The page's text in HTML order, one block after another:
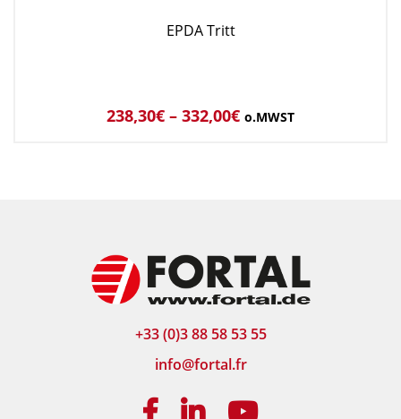
EPDA Tritt
238,30€ – 332,00€ o.MWST
+33 (0)3 88 58 53 55
info@fortal.fr